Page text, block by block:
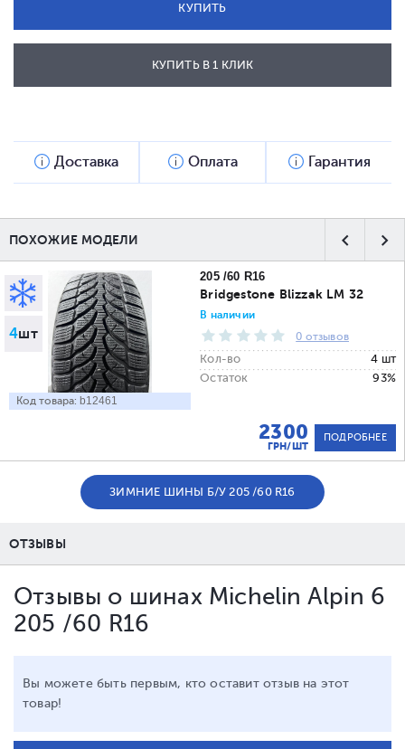
КУПИТЬ
ОТПРАВИТЬ
КУПИТЬ В 1 КЛИК
Доставка Оплата Гарантия
ПОХОЖИЕ МОДЕЛИ
4шт
Код товара: b12461
205 /60 R16
Bridgestone Blizzak LM 32
В наличии
0 отзывов
Кол-во
4 шт
Остаток
93%
2300
ГРН/ШТ
ПОДРОБНЕЕ
ЗИМНИЕ ШИНЫ Б/У 205 /60 R16
ОТЗЫВЫ
Отзывы о шинах Michelin Alpin 6
205 /60 R16
Вы можете быть первым, кто оставит отзыв на этот
товар!